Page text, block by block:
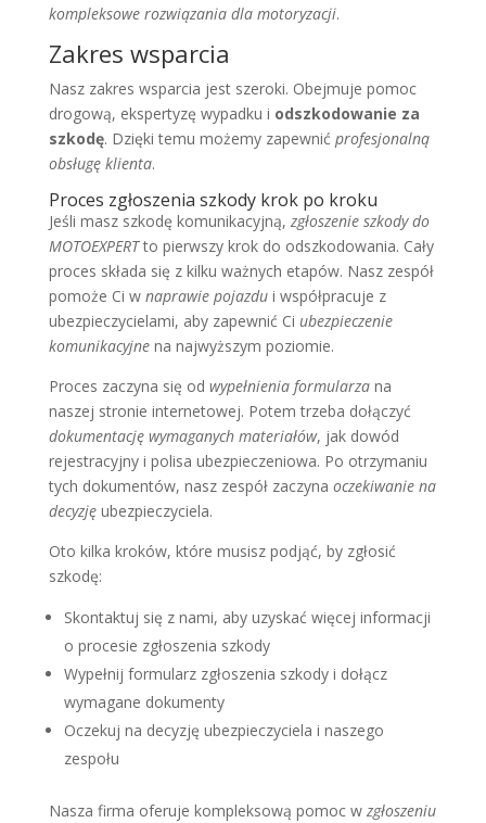
kompleksowe rozwiązania dla motoryzacji.
Zakres wsparcia
Nasz zakres wsparcia jest szeroki. Obejmuje pomoc
drogową, ekspertyzę wypadku i odszkodowanie za
szkodę. Dzięki temu możemy zapewnić profesjonalną
obsługę klienta.
Proces zgłoszenia szkody krok po kroku
Jeśli masz szkodę komunikacyjną, zgłoszenie szkody do
MOTOEXPERTto pierwszy krok do odszkodowania. Cały
proces składa się z kilku ważnych etapów. Nasz zespół
pomoże Ci w naprawie pojazdui współpracuje z
ubezpieczycielami, aby zapewnić Ci ubezpieczenie
komunikacyjnena najwyższym poziomie.
Proces zaczyna się od wypełnienia formularzana
naszej stronie internetowej. Potem trzeba dołączyć
dokumentację wymaganych materiałów, jak dowód
rejestracyjny i polisa ubezpieczeniowa. Po otrzymaniu
tych dokumentów, nasz zespół zaczyna oczekiwanie na
decyzjęubezpieczyciela.
Oto kilka kroków, które musisz podjąć, by zgłosić
szkodę:
Skontaktuj się z nami, aby uzyskać więcej informacji
o procesie zgłoszenia szkody
Wypełnij formularz zgłoszenia szkody i dołącz
wymagane dokumenty
Oczekuj na decyzję ubezpieczyciela i naszego
zespołu
Nasza firma oferuje kompleksową pomoc w zgłoszeniu